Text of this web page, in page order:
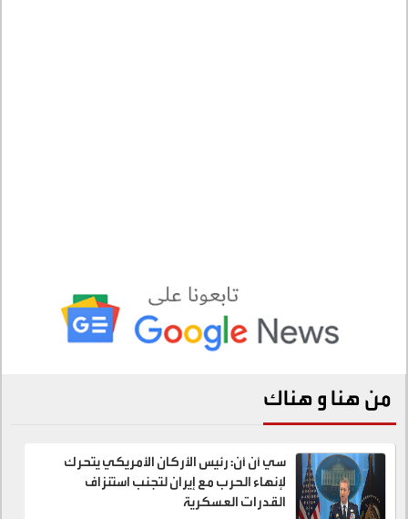
من هنا و هناك
سي أن أن: رئيس الأركان الأمريكي يتحرك
لإنهاء الحرب مع إيران لتجنب استنزاف
القدرات العسكرية